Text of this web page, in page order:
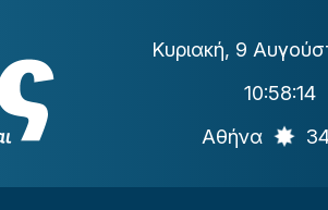
Κυριακή, 9
10:58:14
Αθήνα